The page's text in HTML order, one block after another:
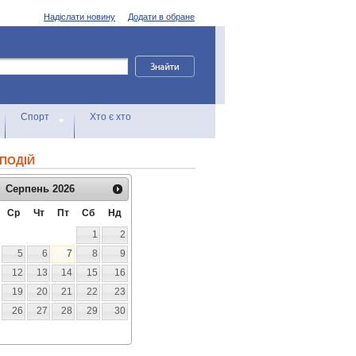
Додати в обране
Надіслати новину
Спорт Хто є хто
Серпень 2026
Ср Чт Пт Сб
Нд
1
2
5 6 7 8
9
12 13 14 15
16
19 20 21 22
23
26 27 28 29
30